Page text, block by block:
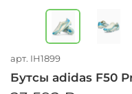
арт. IH1899
Бутсы adidas F50